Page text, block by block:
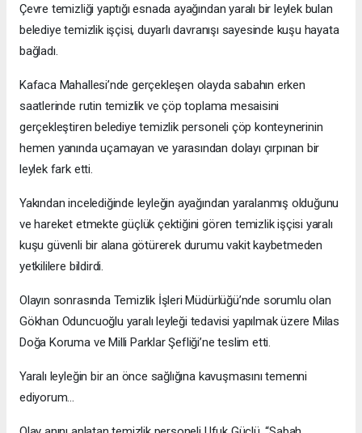
Çevre temizliği yaptığı esnada ayağından yaralı bir leylek bulan
belediye temizlik işçisi, duyarlı davranışı sayesinde kuşu hayata
bağladı.
Kafaca Mahallesi’nde gerçekleşen olayda sabahın erken
saatlerinde rutin temizlik ve çöp toplama mesaisini
gerçekleştiren belediye temizlik personeli çöp konteynerinin
hemen yanında uçamayan ve yarasından dolayı çırpınan bir
leylek fark etti.
Yakından incelediğinde leyleğin ayağından yaralanmış olduğunu
ve hareket etmekte güçlük çektiğini gören temizlik işçisi yaralı
kuşu güvenli bir alana götürerek durumu vakit kaybetmeden
yetkililere bildirdi.
Olayın sonrasında Temizlik İşleri Müdürlüğü’nde sorumlu olan
Gökhan Oduncuoğlu yaralı leyleği tedavisi yapılmak üzere Milas
Doğa Koruma ve Milli Parklar Şefliği’ne teslim etti.
Yaralı leyleğin bir an önce sağlığına kavuşmasını temenni
ediyorum…